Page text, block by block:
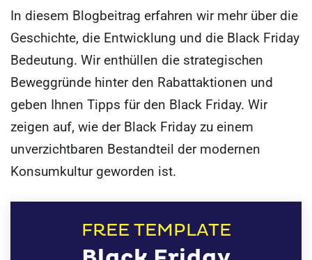
In diesem Blogbeitrag erfahren wir mehr über die
Geschichte, die Entwicklung und die Black Friday
Bedeutung. Wir enthüllen die strategischen
Beweggründe hinter den Rabattaktionen und
geben Ihnen Tipps für den Black Friday. Wir
zeigen auf, wie der Black Friday zu einem
unverzichtbaren Bestandteil der modernen
Konsumkultur geworden ist.
FREE TEMPLATE